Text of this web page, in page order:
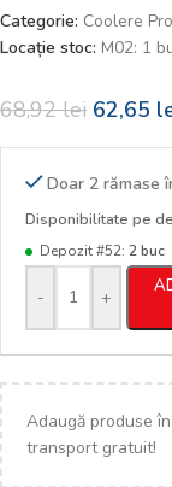
Categorie: Coolere
Locație stoc: M02: 1
68,92lei 62,65
Doar 2 rămase
Disponibilitate pe
Depozit #52: 2 buc
- +
Adaugă produse
transport gratuit!